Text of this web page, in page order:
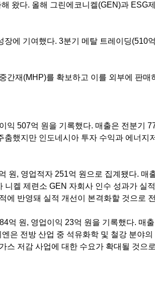
왔다. 올해 그린에코니켈(GEN)과 ESG
장에 기여했다. 3분기 메탈 트레이딩(510
간재 (MHP)를 확보하고 이를 외부에 판매
익 507억 원을 기록했다. 매출은 전분기
춤했지만 인도네시아 투자 수익과 에너지
원 , 영업적자251억 원으로 집계됐다. 매
니켈 제련소 GEN 자회사 인수 성과가 실
에 반영돼 실적 개선이 본격화할 것으로
억 원 , 영업이익 23억 원을 기록했다. 매
은 전방 산업 중 석유화학 및 철강 분야
스 저감 사업에 대한 수요가 확대될 것으